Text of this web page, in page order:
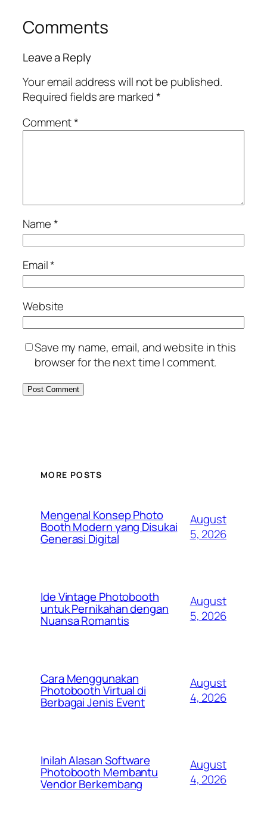
Comments
Leave a Reply
Your email address will not be published.
Required fields are marked*
Comment*
Name*
Email*
Website
Save my name, email, and website in this
browser for the next time I comment.
MORE POSTS
Mengenal Konsep Photo
Booth Modern yang Disukai
Generasi Digital
August
5, 2026
Ide Vintage Photobooth
untuk Pernikahan dengan
Nuansa Romantis
August
5, 2026
Cara Menggunakan
Photobooth Virtual di
Berbagai Jenis Event
August
4, 2026
Inilah Alasan Software
Photobooth Membantu
Vendor Berkembang
August
4, 2026